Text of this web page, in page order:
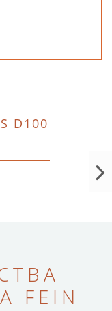
D100
FEIN